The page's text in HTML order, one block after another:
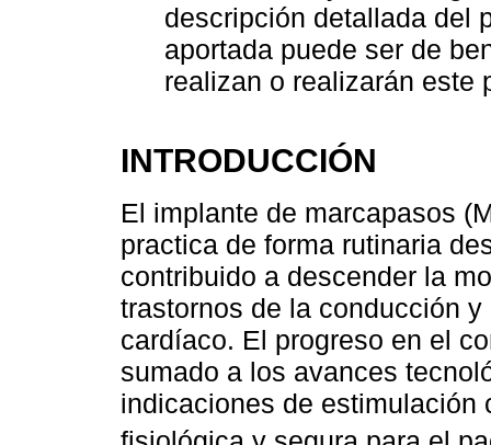
descripción detallada del
aportada puede ser de
realizan o realizarán este
INTRODUCCIÓN
El implante de marcapasos
practica de forma rutinaria
contribuido a descender la
trastornos de la conducción
cardíaco. El progreso en el
sumado a los avances
indicaciones de estimulación